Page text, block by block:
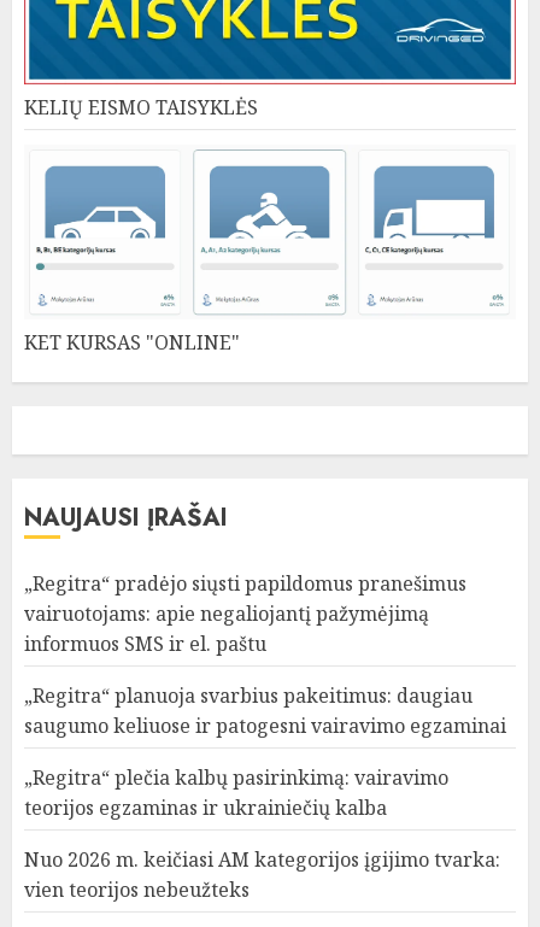
KELIŲ EISMO TAISYKLĖS
KET KURSAS "ONLINE"
NAUJAUSI ĮRAŠAI
„Regitra“ pradėjo siųsti papildomus pranešimus
vairuotojams: apie negaliojantį pažymėjimą
informuos SMS ir el. paštu
„Regitra“ planuoja svarbius pakeitimus: daugiau
saugumo keliuose ir patogesni vairavimo egzaminai
„Regitra“ plečia kalbų pasirinkimą: vairavimo
teorijos egzaminas ir ukrainiečių kalba
Nuo 2026 m. keičiasi AM kategorijos įgijimo tvarka:
vien teorijos nebeužteks